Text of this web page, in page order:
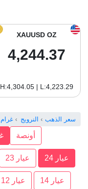
أسعار الذهب في أمريكا
XAUUSD OZ
4,244.37
H:4,304.05 | L:4,223.29
سعر الذهب النرويج غرام
أونصة
عيار 24 عيار 23
عيار 14 عيار 12